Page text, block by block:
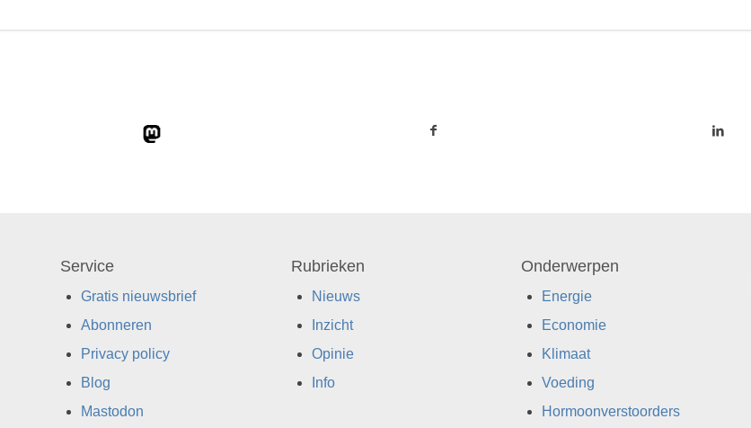
Service
Gratis nieuwsbrief
Abonneren
Privacy policy
Blog
Mastodon
Rubrieken
Nieuws
Inzicht
Opinie
Info
Onderwerpen
Energie
Economie
Klimaat
Voeding
Hormoonverstoorders